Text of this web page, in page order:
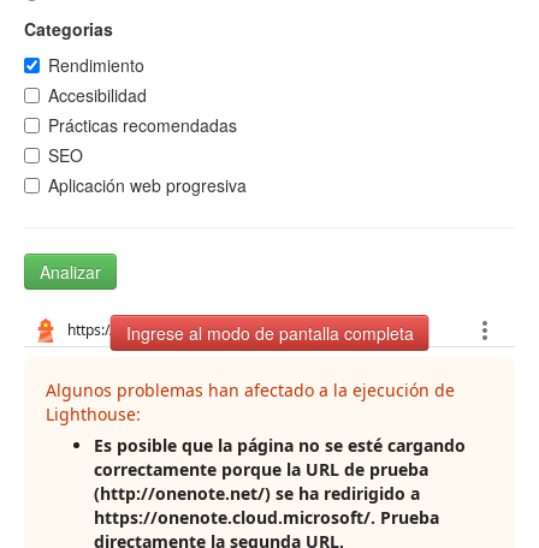
Categorias
Rendimiento
Accesibilidad
Prácticas recomendadas
SEO
Aplicación web progresiva
Analizar
Ingrese al modo de pantalla completa